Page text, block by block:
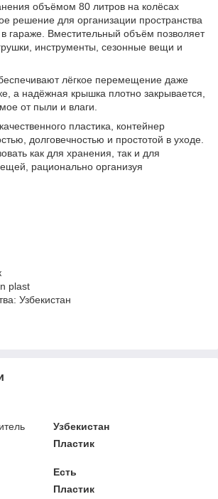
объёмом 80 литров на колёсах
решение для организации пространства
гараже. Вместительный объём позволяет
инструменты, сезонные вещи и
лёгкое перемещение даже
а надёжная крышка плотно закрывается,
от пыли и влаги.
пластика, контейнер
долговечностью и простотой в уходе.
как для хранения, так и для
рационально организуя
plast
Узбекистан
Узбекистан
Пластик
Есть
Пластик